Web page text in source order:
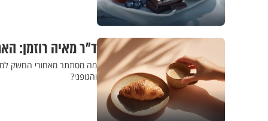
ד"ר מאיה רוזמן:
מה מסתתר מאחורי החשק
והגופני?